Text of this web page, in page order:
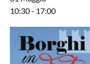
10:30- 17:00